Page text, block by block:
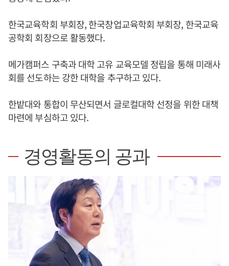
한국교육학회 부회장, 한국창업교육학회 부회장, 한국교육
공학회 회장으로 활동했다.
메가캠퍼스 구축과 대학 고유 교육모델 정립을 통해 미래사
회를 선도하는 강한 대학을 추구하고 있다.
한밭대와 통합이 무산되면서 글로컬대학 선정을 위한 대책
마련에 부심하고 있다.
경영활동의 공과